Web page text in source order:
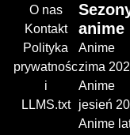
O nas
Kontakt
Polityka
prywatnośc
i
LLMS.txt
anime
Anime
zima
Anime
jesień
Anime